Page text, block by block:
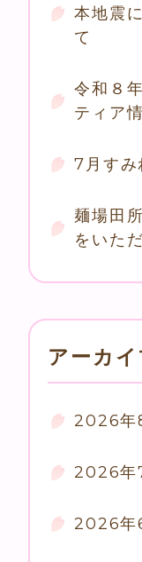
本地震
て
令和８
ティア
7月すみ
麺場田
をいた
アーカ
2026年
2026年
2026年